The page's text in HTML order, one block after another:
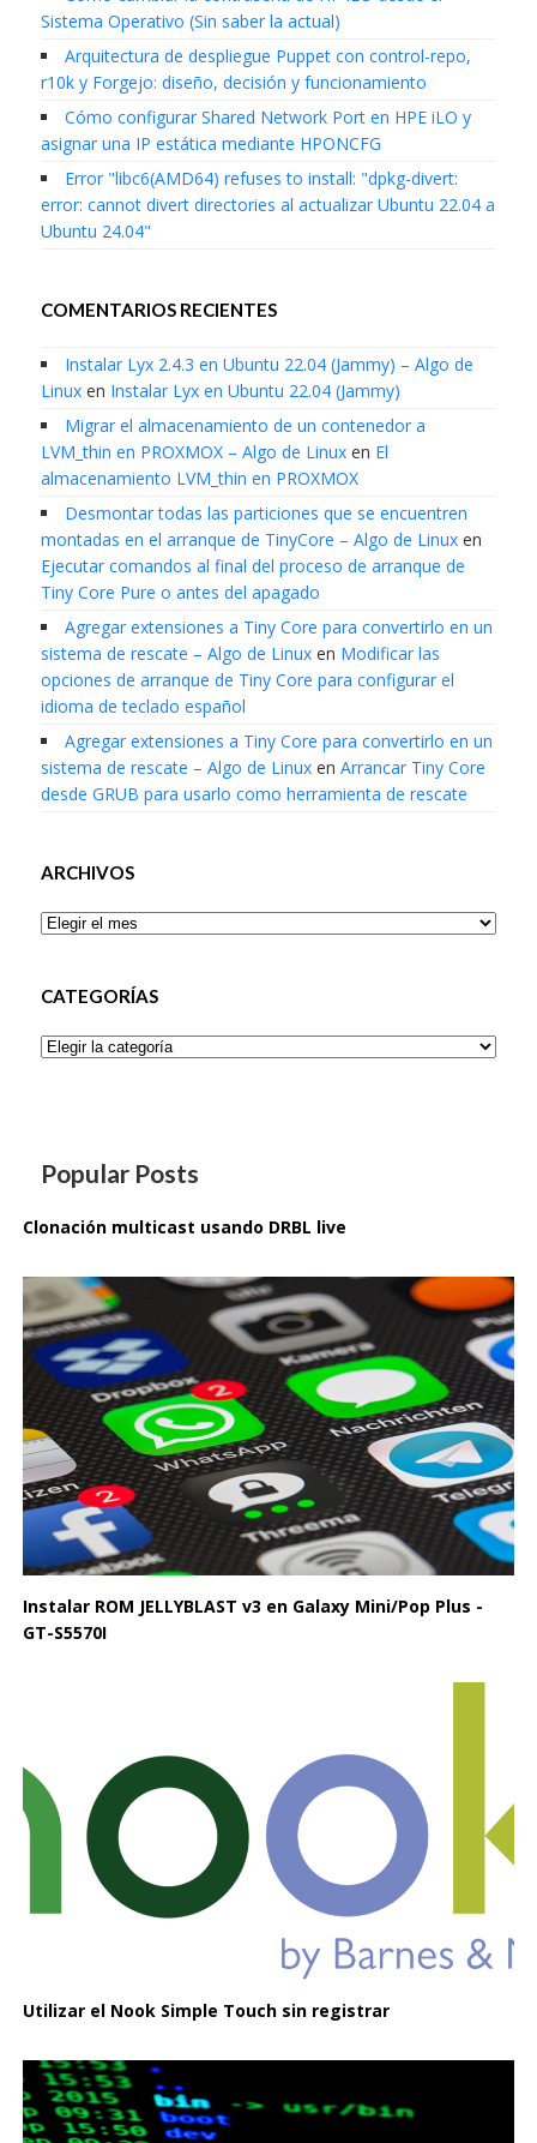
Sistema Operativo (Sin saber la actual)
Arquitectura de despliegue Puppet con control-repo,
r10k y Forgejo: diseño, decisión y funcionamiento
Cómo configurar Shared Network Port en HPE iLO y
asignar una IP estática mediante HPONCFG
Error "libc6(AMD64) refuses to install: "dpkg-divert:
error: cannot divert directories al actualizar Ubuntu 22.04 a
Ubuntu 24.04"
COMENTARIOS RECIENTES
Instalar Lyx 2.4.3 en Ubuntu 22.04 (Jammy) – Algo de
Linuxen Instalar Lyx en Ubuntu 22.04 (Jammy)
Migrar el almacenamiento de un contenedor a
LVM_thin en PROXMOX – Algo de Linuxen El
almacenamiento LVM_thin en PROXMOX
Desmontar todas las particiones que se encuentren
montadas en el arranque de TinyCore – Algo de Linuxen
Ejecutar comandos al final del proceso de arranque de
Tiny Core Pure o antes del apagado
Agregar extensiones a Tiny Core para convertirlo en un
sistema de rescate – Algo de Linuxen Modificar las
opciones de arranque de Tiny Core para configurar el
idioma de teclado español
Agregar extensiones a Tiny Core para convertirlo en un
sistema de rescate – Algo de Linuxen Arrancar Tiny Core
desde GRUB para usarlo como herramienta de rescate
ARCHIVOS
Archivos
CATEGORÍAS
Categorías
Popular Posts
Clonación multicast usando DRBL live
Instalar ROM JELLYBLAST v3 en Galaxy Mini/Pop Plus -
GT-S5570I
Utilizar el Nook Simple Touch sin registrar